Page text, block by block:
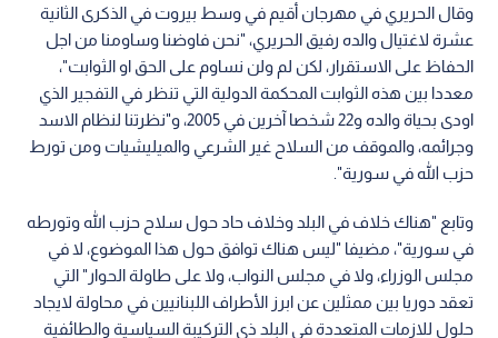
وقال الحريري في مهرجان أقيم في وسط بيروت في الذكرى الثانية
عشرة لاغتيال والده رفيق الحريري، "نحن فاوضنا وساومنا من اجل
الحفاظ على الاستقرار، لكن لم ولن نساوم على الحق او الثوابت"،
معددا بين هذه الثوابت المحكمة الدولية التي تنظر في التفجير الذي
اودى بحياة والده و22 شخصا آخرين في 2005، و"نظرتنا لنظام الاسد
وجرائمه، والموقف من السلاح غير الشرعي والميليشيات ومن تورط
حزب الله في سورية".
وتابع "هناك خلاف في البلد وخلاف حاد حول سلاح حزب الله وتورطه
في سورية"، مضيفا "ليس هناك توافق حول هذا الموضوع، لا في
مجلس الوزراء، ولا في مجلس النواب، ولا على طاولة الحوار" التي
تعقد دوريا بين ممثلين عن ابرز الأطراف اللبنانيين في محاولة لايجاد
حلول للازمات المتعددة في البلد ذي التركيبة السياسية والطائفية